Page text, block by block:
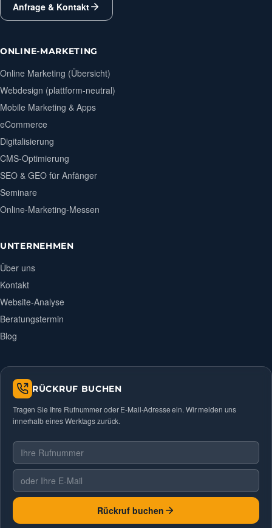
Anfrage & Kontakt
ONLINE-MARKETING
Online Marketing (Übersicht)
Webdesign (plattform-neutral)
Mobile Marketing & Apps
eCommerce
Digitalisierung
CMS-Optimierung
SEO & GEO für Anfänger
Seminare
Online-Marketing-Messen
UNTERNEHMEN
Über uns
Kontakt
Website-Analyse
Beratungstermin
Blog
RÜCKRUF BUCHEN
Tragen Sie Ihre Rufnummer oder E-Mail-Adresse ein. Wir melden uns
innerhalb eines Werktags zurück.
Telefonnummer
E-Mail
Rückruf buchen